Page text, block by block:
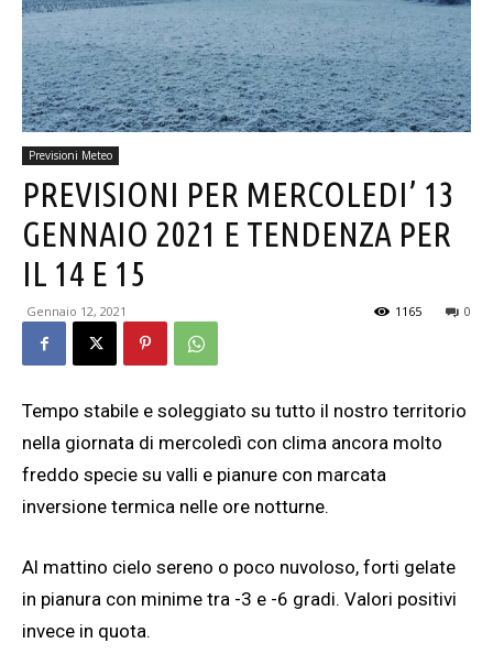
Previsioni Meteo
PREVISIONI PER MERCOLEDI’ 13
GENNAIO 2021 E TENDENZA PER
IL 14 E 15
Gennaio 12, 2021 0
1165
Tempo stabile e soleggiato su tutto il nostro territorio
nella giornata di mercoledì con clima ancora molto
freddo specie su valli e pianure con marcata
inversione termica nelle ore notturne.
Al mattino cielo sereno o poco nuvoloso, forti gelate
in pianura con minime tra -3 e -6 gradi. Valori positivi
invece in quota.